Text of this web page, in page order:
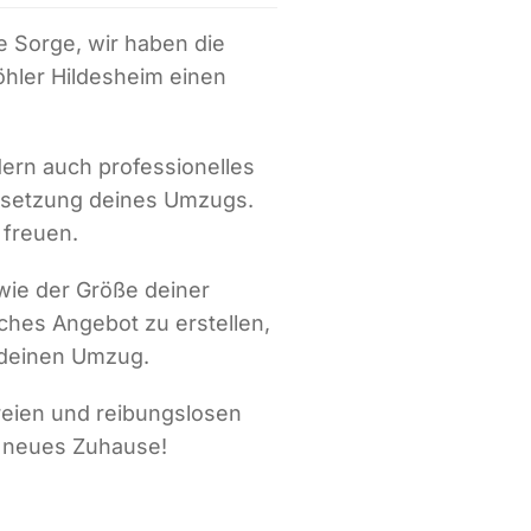
Sorge, wir haben die
Hildesheim einen
auch professionelles
deines Umzugs.
der Größe deiner
Angebot zu erstellen,
Umzug.
und reibungslosen
Zuhause!